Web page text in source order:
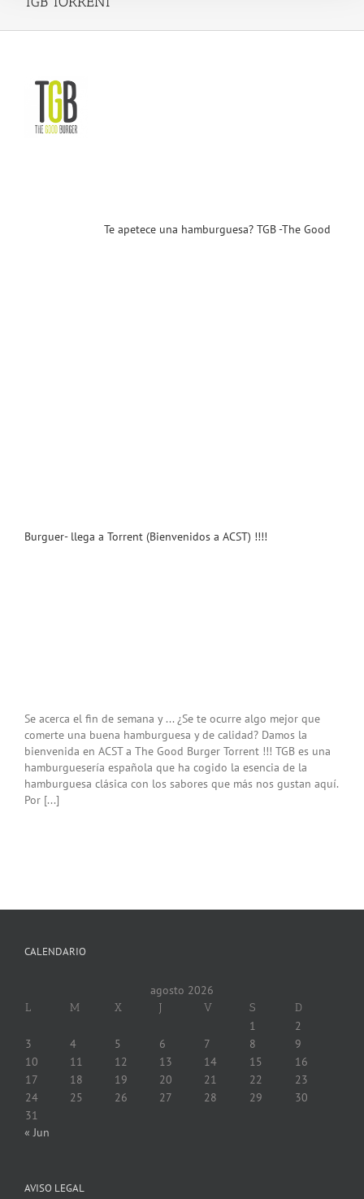
Te apetece una hamburguesa? TGB -The Good
Burguer- llega a Torrent (Bienvenidos a ACST) !!!!
Se acerca el fin de semana y ... ¿Se te ocurre algo mejor que
comerte una buena hamburguesa y de calidad? Damos la
bienvenida en ACST a The Good Burger Torrent !!! TGB es una
hamburguesería española que ha cogido la esencia de la
hamburguesa clásica con los sabores que más nos gustan aquí.
Por [...]
CALENDARIO
agosto 2026
L M X J V S D
1
2
3
4 5 6 7 8
9
10
11 12 13 14 15
16
17
18 19 20 21 22
23
24
25 26 27 28 29
30
31
« Jun
AVISO LEGAL